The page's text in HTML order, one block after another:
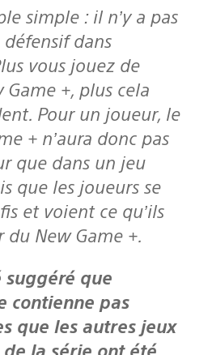
dans
vous jouez de
+, plus cela
Pour un joueur, le
+ n’aura donc pas
que dans un jeu
que les joueurs se
et voient ce qu’ils
New Game +.
contienne pas
que les autres jeux
de la série ont été